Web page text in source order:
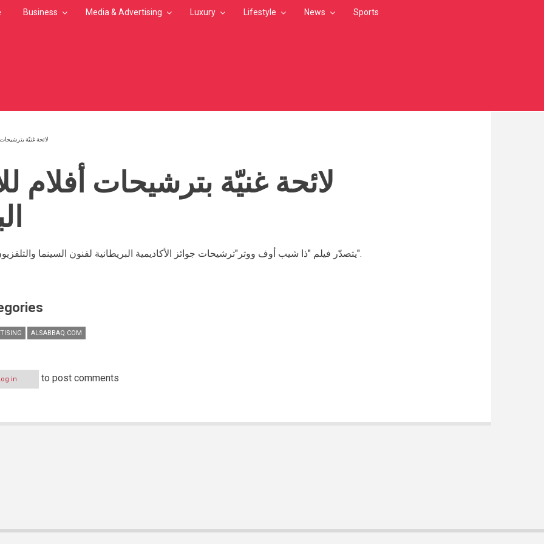
Business Media & Advertising Luxury Lifestyle News Sports
لائحة غنيّة بترشيحات
لائحة غنيّة بترشيحات أفلام
يتصدّر فيلم "ذا شيب أوف ووتر"ترشيحات جوائز الأكاديمية البريطانية لفنون السينما والتلفزيون"بافتا".
ALSABBAQ.COM
in to post comments